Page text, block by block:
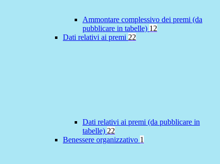
Ammontare complessivo dei premi (da
pubblicare in tabelle) 12
Dati relativi ai premi 22
Dati relativi ai premi (da pubblicare in
tabelle) 22
Benessere organizzativo 1